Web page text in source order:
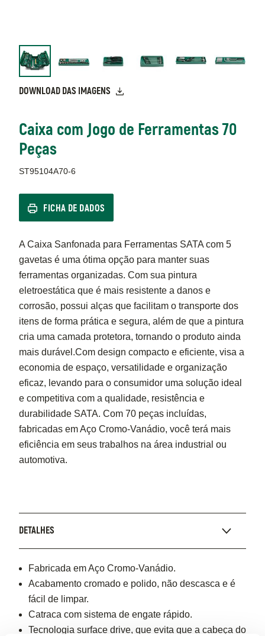
DOWNLOAD DAS IMAGENS
Caixa com Jogo de Ferramentas 70
Peças
ST95104A70-6
FICHA DE DADOS
A Caixa Sanfonada para Ferramentas SATA com 5
gavetas é uma ótima opção para manter suas
ferramentas organizadas. Com sua pintura
eletroestática que é mais resistente a danos e
corrosão, possui alças que facilitam o transporte dos
itens de forma prática e segura, além de que a pintura
cria uma camada protetora, tornando o produto ainda
mais durável.Com design compacto e eficiente, visa a
economia de espaço, versatilidade e organização
eficaz, levando para o consumidor uma solução ideal
e competitiva com a qualidade, resistência e
durabilidade SATA. Com 70 peças incluídas,
fabricadas em Aço Cromo-Vanádio, você terá mais
eficiência em seus trabalhos na área industrial ou
automotiva.
DETALHES
Fabricada em Aço Cromo-Vanádio.
Acabamento cromado e polido, não descasca e é
fácil de limpar.
Catraca com sistema de engate rápido.
Tecnologia surface drive, que evita que a cabeça do